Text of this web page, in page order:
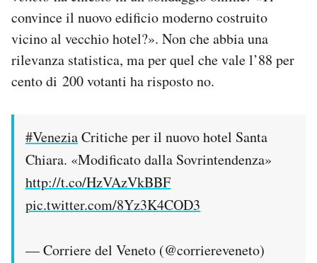
convince il nuovo edificio moderno costruito
vicino al vecchio hotel?». Non che abbia una
rilevanza statistica, ma per quel che vale l’88 per
cento di 200 votanti ha risposto no.
#VeneziaCritiche per il nuovo hotel Santa
Chiara. «Modificato dalla Sovrintendenza»
http://t.co/HzVAzVkBBF
pic.twitter.com/8Yz3K4COD3
— Corriere del Veneto (@corriereveneto)